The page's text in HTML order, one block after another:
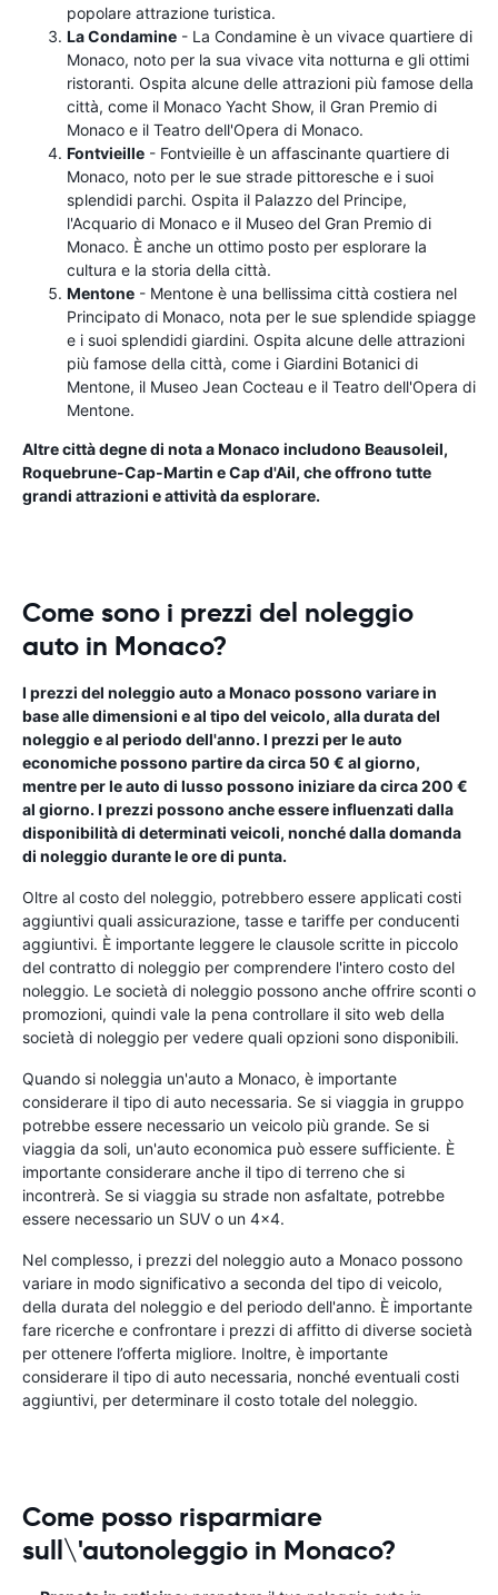
popolare attrazione turistica.
La Condamine - La Condamine è un vivace quartiere di
Monaco, noto per la sua vivace vita notturna e gli ottimi
ristoranti. Ospita alcune delle attrazioni più famose della
città, come il Monaco Yacht Show, il Gran Premio di
Monaco e il Teatro dell'Opera di Monaco.
Fontvieille - Fontvieille è un affascinante quartiere di
Monaco, noto per le sue strade pittoresche e i suoi
splendidi parchi. Ospita il Palazzo del Principe,
l'Acquario di Monaco e il Museo del Gran Premio di
Monaco. È anche un ottimo posto per esplorare la
cultura e la storia della città.
Mentone - Mentone è una bellissima città costiera nel
Principato di Monaco, nota per le sue splendide spiagge
e i suoi splendidi giardini. Ospita alcune delle attrazioni
più famose della città, come i Giardini Botanici di
Mentone, il Museo Jean Cocteau e il Teatro dell'Opera di
Mentone.
Altre città degne di nota a Monaco includono Beausoleil,
Roquebrune-Cap-Martin e Cap d'Ail, che offrono tutte
grandi attrazioni e attività da esplorare.
Come sono i prezzi del noleggio
auto in Monaco?
I prezzi del noleggio auto a Monaco possono variare in
base alle dimensioni e al tipo del veicolo, alla durata del
noleggio e al periodo dell'anno. I prezzi per le auto
economiche possono partire da circa 50 € al giorno,
mentre per le auto di lusso possono iniziare da circa 200 €
al giorno. I prezzi possono anche essere influenzati dalla
disponibilità di determinati veicoli, nonché dalla domanda
di noleggio durante le ore di punta.
Oltre al costo del noleggio, potrebbero essere applicati costi
aggiuntivi quali assicurazione, tasse e tariffe per conducenti
aggiuntivi. È importante leggere le clausole scritte in piccolo
del contratto di noleggio per comprendere l'intero costo del
noleggio. Le società di noleggio possono anche offrire sconti o
promozioni, quindi vale la pena controllare il sito web della
società di noleggio per vedere quali opzioni sono disponibili.
Quando si noleggia un'auto a Monaco, è importante
considerare il tipo di auto necessaria. Se si viaggia in gruppo
potrebbe essere necessario un veicolo più grande. Se si
viaggia da soli, un'auto economica può essere sufficiente. È
importante considerare anche il tipo di terreno che si
incontrerà. Se si viaggia su strade non asfaltate, potrebbe
essere necessario un SUV o un 4x4.
Nel complesso, i prezzi del noleggio auto a Monaco possono
variare in modo significativo a seconda del tipo di veicolo,
della durata del noleggio e del periodo dell'anno. È importante
fare ricerche e confrontare i prezzi di affitto di diverse società
per ottenere l’offerta migliore. Inoltre, è importante
considerare il tipo di auto necessaria, nonché eventuali costi
aggiuntivi, per determinare il costo totale del noleggio.
Come posso risparmiare
sull\'autonoleggio in Monaco?